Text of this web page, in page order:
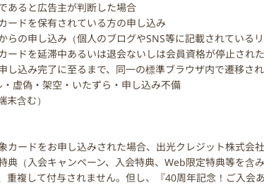
あると広告主が判断した場合
ードを保有されている方の申し込み
らの申し込み（個人のブログやSNS等に記載されているリ
ードを延滞中あるいは退会ないしは会員資格が停止され
し込み完了に至るまで、同一の標準ブラウザ内で遷移さ
・虚偽・架空・いたずら・申し込み不備
末含む）
カードをお申し込みされた場合、出光クレジット株式会
典（入会キャンペーン、入会特典、Web限定特典等を含
重複して付与されません。但し、『40周年記念！ご入会